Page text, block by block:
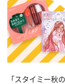
「スタイミー秋